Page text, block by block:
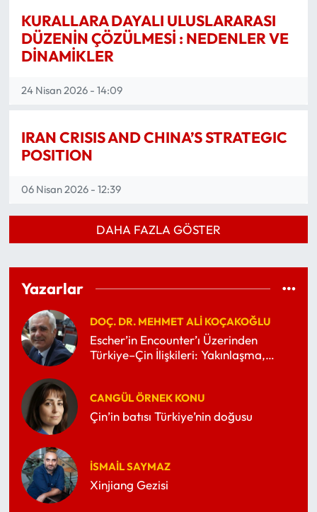
KURALLARA DAYALI ULUSLARARASI
DÜZENİN ÇÖZÜLMESİ : NEDENLER VE
DİNAMİKLER
24 Nisan 2026 - 14:09
IRAN CRISIS AND CHINA’S STRATEGIC
POSITION
06 Nisan 2026 - 12:39
DAHA FAZLA GÖSTER
Yazarlar
DOÇ. DR. MEHMET ALI KOÇAKOĞLU
Escher’in Encounter’ı Üzerinden
Türkiye–Çin İlişkileri: Yakınlaşma,
CANGÜL ÖRNEK KONU
Çin’in batısı Türkiye’nin doğusu
İSMAIL SAYMAZ
Xinjiang Gezisi